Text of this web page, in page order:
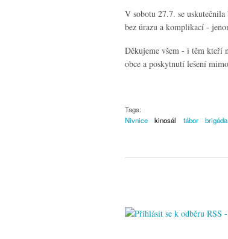
V sobotu 27.7. se
bez úrazu a komplikací -
Děkujeme všem - i těm kteří
obce a poskytnutí lešení
Tags:
Nivnice
kinosál tábor brigáda